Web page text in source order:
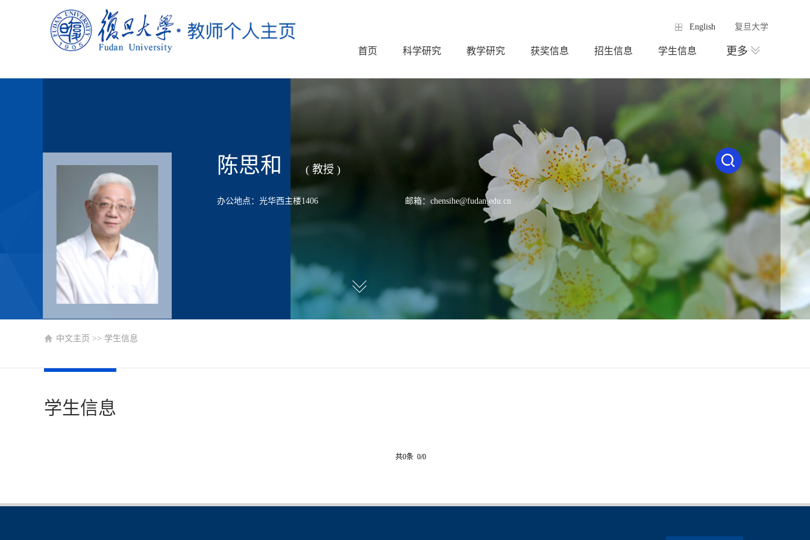
English 复旦大学
首页 科学研究 教学研究 获奖信息 招生信息 学生信息 更多
陈思和 ( 教授 )
办公地点：光华西主楼1406 邮箱：chensihe@fudan.edu.cn
中文主页 >> 学生信息
学生信息
共0条 0/0